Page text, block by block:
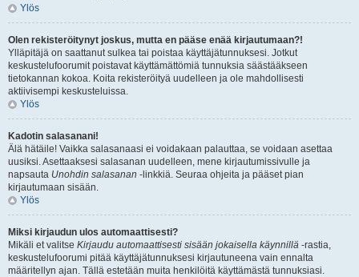
Ylös
Olen rekisteröitynyt joskus, mutta en pääse enää kirjautumaan?!
Ylläpitäjä on saattanut sulkea tai poistaa käyttäjätunnuksesi. Jotkut
keskustelufoorumit poistavat käyttämättömiä tunnuksia säästääkseen
tietokannan kokoa. Koita rekisteröityä uudelleen ja ole mahdollisesti
aktiivisempi keskusteluissa.
Ylös
Kadotin salasanani!
Älä hätäile! Vaikka salasanaasi ei voidakaan palauttaa, se voidaan asettaa
uusiksi. Asettaaksesi salasanan uudelleen, mene kirjautumissivulle ja
napsauta Unohdin salasanan -linkkiä. Seuraa ohjeita ja pääset pian
kirjautumaan sisään.
Ylös
Miksi kirjaudun ulos automaattisesti?
Mikäli et valitse Kirjaudu automaattisesti sisään jokaisella käynnillä -rastia,
keskustelufoorumi pitää käyttäjätunnuksesi kirjautuneena vain ennalta
määritellyn ajan. Tällä estetään muita henkilöitä käyttämästä tunnuksiasi.